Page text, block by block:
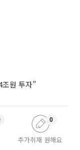
조원 투자”
추가취재 원해요
0